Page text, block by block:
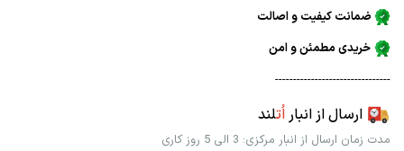
ضمانت کیفیت و اصالت
خریدی مطمئن و امن
--------------------------------
ارسال از انباراُتلند
مدت زمان ارسال از انبار مرکزی: 3 الی 5 روز کاری